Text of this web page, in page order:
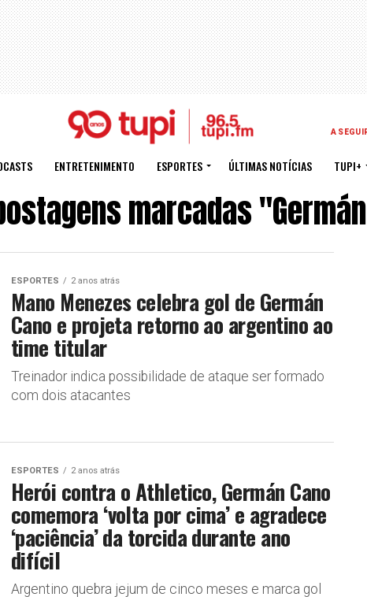
A
ENTRETENIMENTO ESPORTES ÚLTIMAS NOTÍCIAS TUPI+
marcadas
ESPORTES 2 anos atrás
Mano Menezes celebra gol de Germán
Cano e projeta retorno ao argentino ao
time titular
Treinador indica possibilidade de ataque ser formado
com dois atacantes
ESPORTES 2 anos atrás
Herói contra o Athletico, Germán Cano
comemora ‘volta por cima’ e agradece
‘paciência’ da torcida durante ano
difícil
Argentino quebra jejum de cinco meses e marca gol